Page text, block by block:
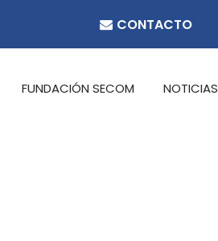
CONTACTO
FUNDACIÓN SECOM NOTICIAS